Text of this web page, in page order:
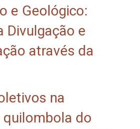
e Geológico:
Divulgação e
através da
na
do